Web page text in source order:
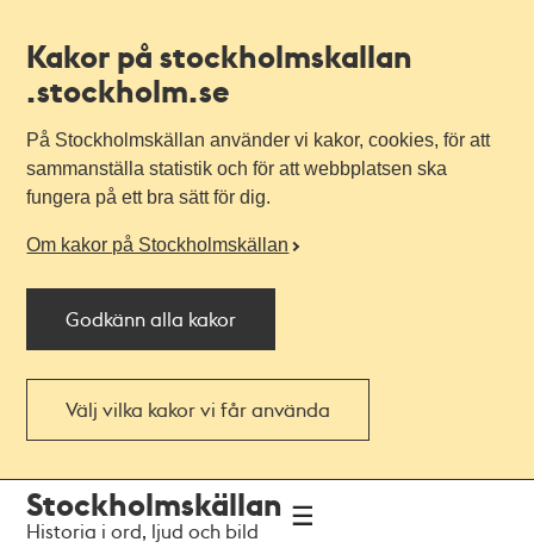
Kakor på stockholmskallan
.stockholm.se
På Stockholmskällan använder vi kakor, cookies, för att
sammanställa statistik och för att webbplatsen ska
fungera på ett bra sätt för dig.
Om kakor på Stockholmskällan
Godkänn alla kakor
Välj vilka kakor vi får använda
navigationen
huvudinnehållet
Stockholmskällan
Historia i ord, ljud och bild